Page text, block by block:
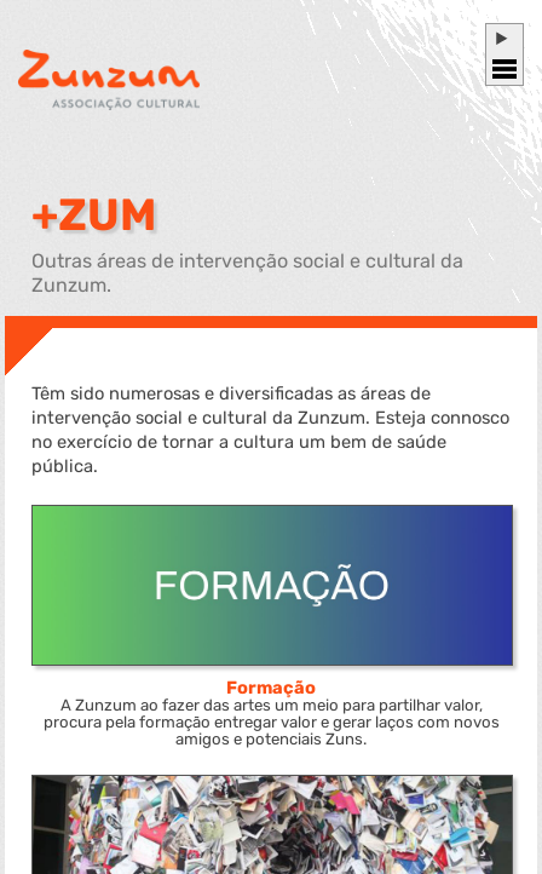
+ZUM
Outras áreas de intervenção social e cultural da
Zunzum.
Têm sido numerosas e diversificadas as áreas de
intervenção social e cultural da Zunzum. Esteja connosco
no exercício de tornar a cultura um bem de saúde
pública.
Formação
A Zunzum ao fazer das artes um meio para partilhar valor,
procura pela formação entregar valor e gerar laços com novos
amigos e potenciais Zuns.